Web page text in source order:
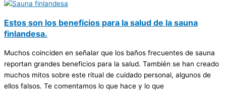
Estos son los beneficios para la salud de la sauna
finlandesa.
Muchos coinciden en señalar que los baños frecuentes de sauna
reportan grandes beneficios para la salud. También se han creado
muchos mitos sobre este ritual de cuidado personal, algunos de
ellos falsos. Te comentamos lo que hace y lo que